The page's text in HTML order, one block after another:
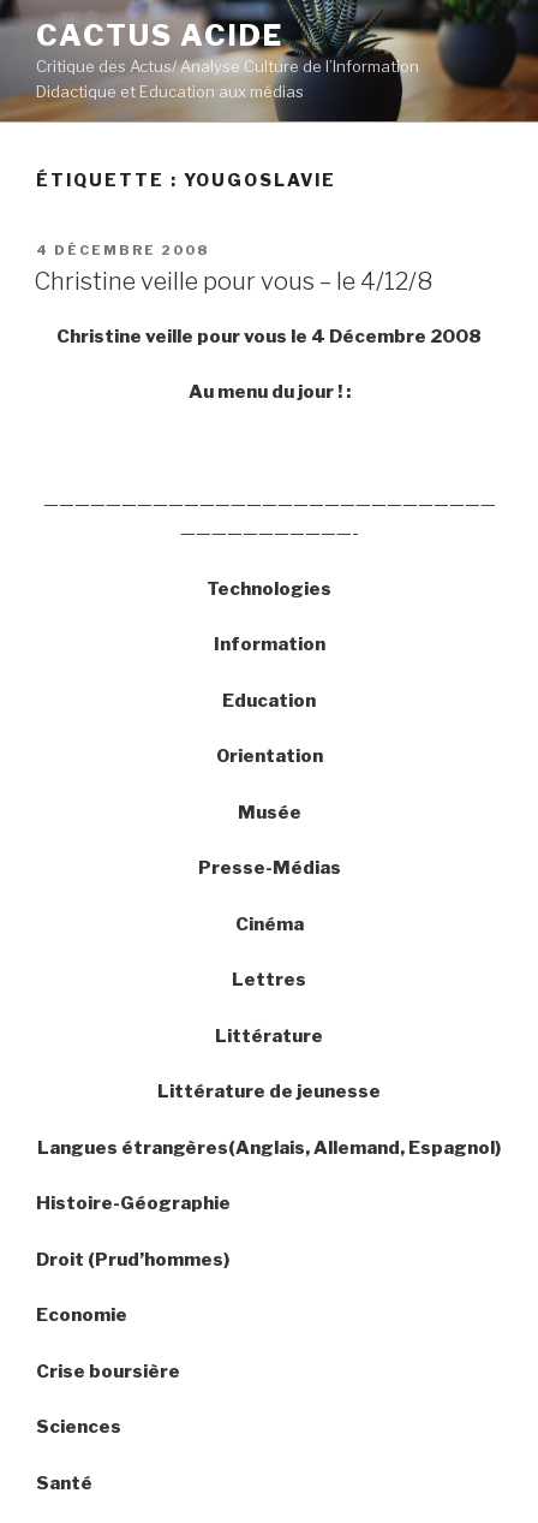
Aller
contenu
principal
CACTUS ACIDE
Critique des Actus/ Analyse Culture de l’Information
Didactique et Education aux médias
ÉTIQUETTE : YOUGOSLAVIE
PUBLIÉ
LE
4 DÉCEMBRE 2008
Christine veille pour vous – le 4/12/8
Christine veille pour vous le 4 Décembre 2008
Au menu du jour ! :
—————————————————————————————
———————————-
Technologies
Information
Education
Orientation
Musée
Presse-Médias
Cinéma
Lettres
Littérature
Littérature de jeunesse
Langues étrangères(Anglais, Allemand, Espagnol)
Histoire-Géographie
Droit (Prud’hommes)
Economie
Crise boursière
Sciences
Santé